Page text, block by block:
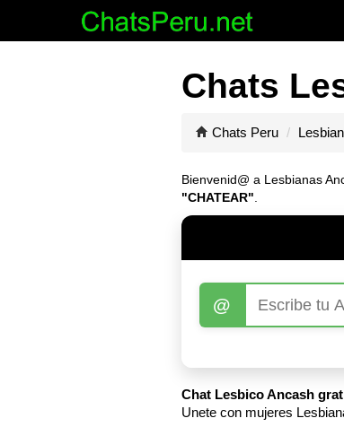
Chats
Chats Peru
Bienvenid@ a Lesbianas
"CHATEAR"
@
Chat Lesbico Ancash
Unete con mujeres